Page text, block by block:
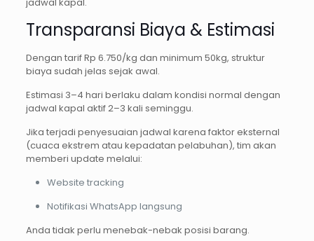
Transparansi Biaya & Estimasi
Dengan tarif Rp 6.750/kg dan minimum 50kg, struktur
biaya sudah jelas sejak awal.
Estimasi 3–4 hari berlaku dalam kondisi normal dengan
jadwal kapal aktif 2–3 kali seminggu.
Jika terjadi penyesuaian jadwal karena faktor eksternal
(cuaca ekstrem atau kepadatan pelabuhan), tim akan
memberi update melalui:
Website tracking
Notifikasi WhatsApp langsung
Anda tidak perlu menebak-nebak posisi barang.